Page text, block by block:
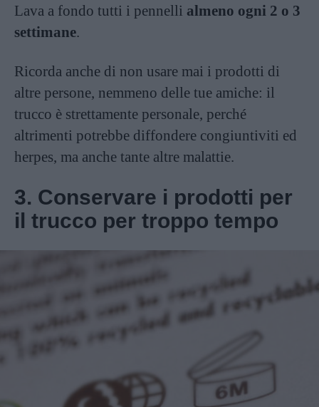
Lava a fondo tutti i pennelli almeno ogni 2 o 3
settimane.
Ricorda anche di non usare mai i prodotti di
altre persone, nemmeno delle tue amiche: il
trucco è strettamente personale, perché
altrimenti potrebbe diffondere congiuntiviti ed
herpes, ma anche tante altre malattie.
3. Conservare i prodotti per
il trucco per troppo tempo